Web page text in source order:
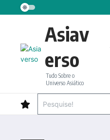
Ir para o conteúdo
Asiav
erso
Tudo Sobre o
Universo Asiático